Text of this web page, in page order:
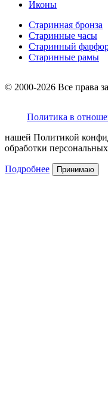
Иконы
Старинная бронза
Старинные часы
Старинный
Старинные рамы
© 2000-2026 Все права
Политика в
нашей Политикой
обработки
Подробнее Принимаю